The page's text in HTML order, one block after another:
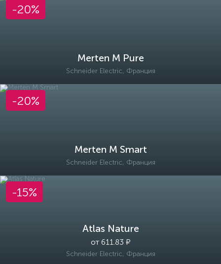
Merten M Pure
Schneider Electric, Франция
-20%
Merten M Smart
Schneider Electric, Франция
-20%
Atlas Nature
от 611.83 ₽
Schneider Electric, Франция
-15%